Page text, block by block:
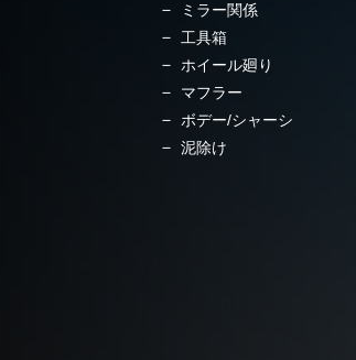
ミラー関係
工具箱
ホイール廻り
マフラー
ボデー/シャーシ
泥除け